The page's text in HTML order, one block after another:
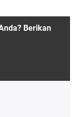
Berikan